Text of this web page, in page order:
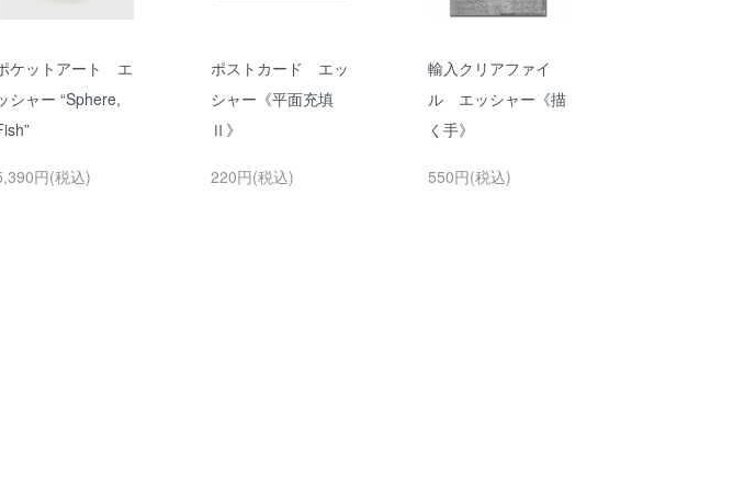
ケットアート エ
シャー “Sphere,
円(税込)
ポストカード エッ
シャー《平面充填
Ⅱ》
220円(税込)
輸入クリアファイ
ル エッシャー《描
く手》
550円(税込)